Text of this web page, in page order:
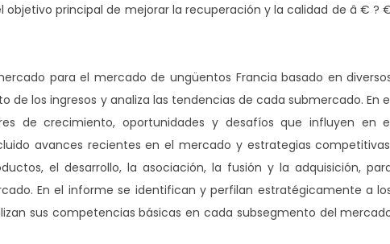
principal de mejorar la recuperación y la calidad de â € ?
para el mercado de ungüentos Francia basado en
de los ingresos y analiza las tendencias de cada submercado. En
de crecimiento, oportunidades y desafíos que influyen en
avances recientes en el mercado y estrategias
el desarrollo, la asociación, la fusión y la adquisición,
En el informe se identifican y perfilan estratégicamente a
sus competencias básicas en cada subsegmento del